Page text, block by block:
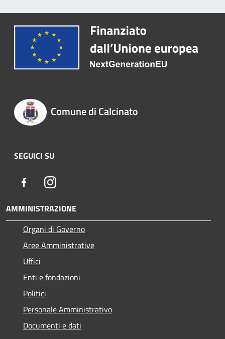
Comune di Calcinato
SEGUICI SU
FacebookInstagram
AMMINISTRAZIONE
Organi di Governo
Aree Amministrative
Uffici
Enti e fondazioni
Politici
Personale Amministrativo
Documenti e dati